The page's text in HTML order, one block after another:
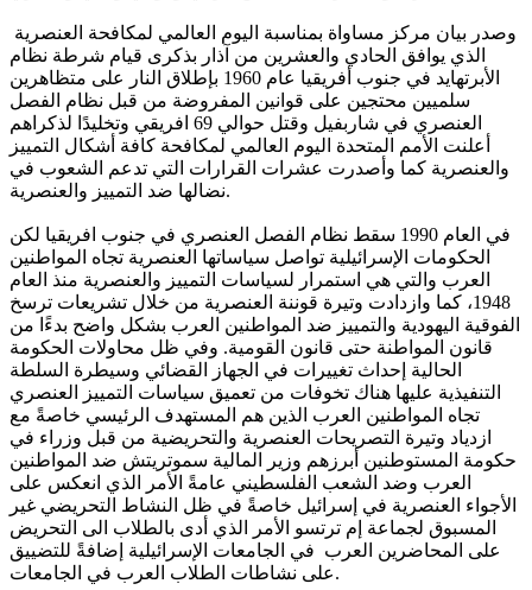
الذي يوافق الحادي والعشرين من آذار بذكرى قيام شرطة نظام
الأبرتهايد في جنوب أفريقيا عام 1960 بإطلاق النار على متظاهرين
سلميين محتجين على قوانين المفروضة من قبل نظام الفصل
العنصري في شاربفيل وقتل حوالي 69 افريقي وتخليدًا لذكراهم
أعلنت الأمم المتحدة اليوم العالمي لمكافحة كافة أشكال التمييز
والعنصرية كما وأصدرت عشرات القرارات التي تدعم الشعوب في
نضالها ضد التمييز والعنصرية.
في العام 1990 سقط نظام الفصل العنصري في جنوب افريقيا لكن
الحكومات الإسرائيلية تواصل سياساتها العنصرية تجاه المواطنين
العرب والتي هي استمرار لسياسات التمييز والعنصرية منذ العام
1948، كما وازدادت وتيرة قوننة العنصرية من خلال تشريعات ترسخ
الفوقية اليهودية والتمييز ضد المواطنين العرب بشكل واضح بدءًا من
قانون المواطنة حتى قانون القومية. وفي ظل محاولات الحكومة
الحالية إحداث تغييرات في الجهاز القضائي وسيطرة السلطة
التنفيذية عليها هناك تخوفات من تعميق سياسات التمييز العنصري
تجاه المواطنين العرب الذين هم المستهدف الرئيسي خاصةً مع
ازدياد وتيرة التصريحات العنصرية والتحريضية من قبل وزراء في
حكومة المستوطنين أبرزهم وزير المالية سموتريتش ضد المواطنين
العرب وضد الشعب الفلسطيني عامةً الأمر الذي انعكس على
الأجواء العنصرية في إسرائيل خاصةً في ظل النشاط التحريضي غير
المسبوق لجماعة إم ترتسو الأمر الذي أدى بالطلاب الى التحريض
على المحاضرين العرب في الجامعات الإسرائيلية إضافةً للتضييق
على نشاطات الطلاب العرب في الجامعات.